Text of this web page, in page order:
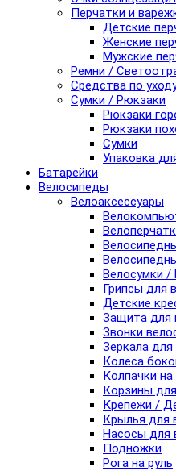
Перчатки и
Детские
Женские
Мужские
Ремни /
Средства по
Сумки / Рюкзаки
Рюкзаки
Рюкзаки
Сумки
Упаковка
Батарейки
Велосипеды
Велоаксессуары
Велосумки
Грипсы для
Детские
Защита для
Звонки
Зеркала
Колеса
Колпачки на
Корзины
Крепежи /
Крылья для
Насосы для
Подножки
Рога на руль